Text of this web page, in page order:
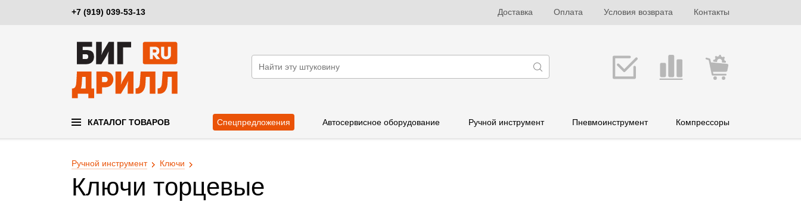
+7 (919) 039-53-13 Доставка Оплата Условия возврата Контакты
КАТАЛОГ ТОВАРОВ Спецпредложения Автосервисное оборудование Ручной инструмент Пневмоинструмент Компрессоры
Ручной инструмент Ключи
Ключи торцевые